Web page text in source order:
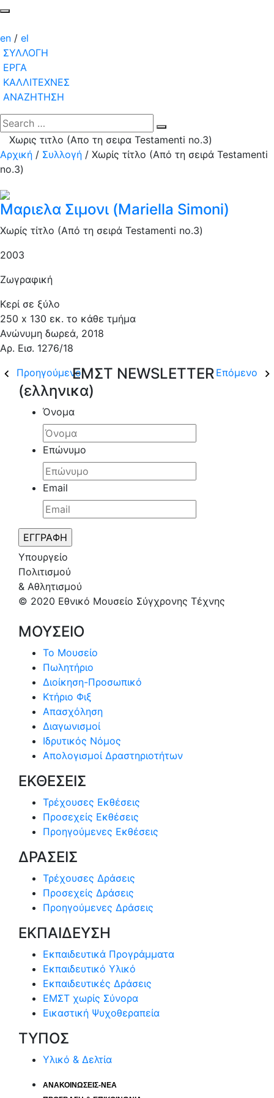
en / el
ΣΥΛΛΟΓΗ
ΕΡΓΑ
ΚΑΛΛΙΤΕΧΝΕΣ
ΑΝΑΖΗΤΗΣΗ
Χωρις τιτλο (Απο τη σειρα Testamenti no.3)
Αρχική / Συλλογή / Χωρίς τίτλο (Από τη σειρά Testamenti
no.3)
Μαριελα Σιμονι (Mariella Simoni)
Χωρίς τίτλο (Από τη σειρά Testamenti no.3)
2003
Ζωγραφική
Κερί σε ξύλο
250 x 130 εκ. το κάθε τμήμα
Ανώνυμη δωρεά, 2018
Αρ. Εισ. 1276/18
Προηγούμενο
Επόμενο
ΕΜΣΤ NEWSLETTER
(ελληνικα)
Όνομα
Επώνυμο
Email
Υπουργείο
Πολιτισμού
& Αθλητισμού
© 2020 Εθνικό Μουσείο Σύγχρονης Τέχνης
ΜΟΥΣΕΙΟ
Το Μουσείο
Πωλητήριο
Διοίκηση-Προσωπικό
Κτήριο Φιξ
Απασχόληση
Διαγωνισμοί
Ιδρυτικός Νόμος
Απολογισμοί Δραστηριοτήτων
ΕΚΘΕΣΕΙΣ
Τρέχουσες Εκθέσεις
Προσεχείς Εκθέσεις
Προηγούμενες Εκθέσεις
ΔΡΑΣΕΙΣ
Τρέχουσες Δράσεις
Προσεχείς Δράσεις
Προηγούμενες Δράσεις
ΕΚΠΑΙΔΕΥΣΗ
Εκπαιδευτικά Προγράμματα
Εκπαιδευτικό Υλικό
Εκπαιδευτικές Δράσεις
ΕΜΣΤ χωρίς Σύνορα
Εικαστική Ψυχοθεραπεία
ΤΥΠΟΣ
Υλικό & Δελτία
ΑΝΑΚΟΙΝΩΣΕΙΣ-ΝΕΑ